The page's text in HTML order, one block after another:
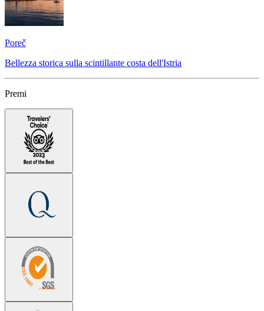
Poreč
Bellezza storica sulla scintillante costa dell'Istria
Premi